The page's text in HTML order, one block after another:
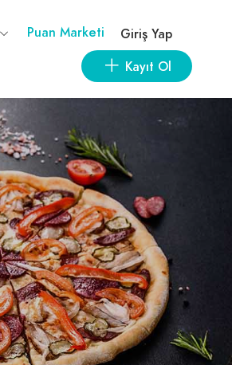
Puan Marketi
Giriş Yap
Kayıt Ol